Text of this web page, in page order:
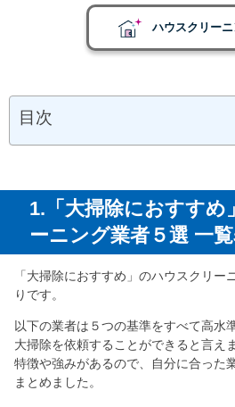
ハウスクリー
目次
1.「大掃除におすすめ
ーニング業者５選 一
「大掃除におすすめ」のハウスクリー
りです。
以下の業者は５つの基準をすべて高水
大掃除を依頼することができると言え
特徴や強みがあるので、自分に合った
まとめました。